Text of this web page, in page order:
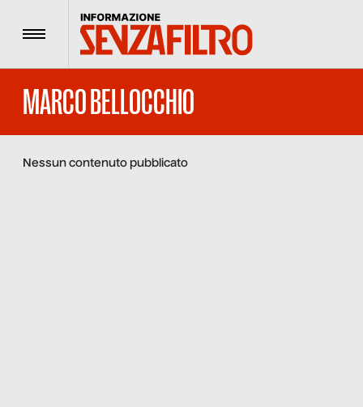
Menu
MARCO BELLOCCHIO
Nessun contenuto pubblicato